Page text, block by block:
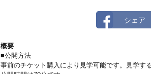
概要
■公開方法
事前のチケット購入により見学可能です。見学す